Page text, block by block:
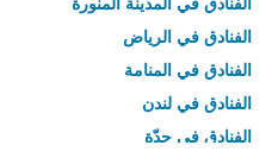
الفنادق في الرياض
الفنادق في المنامة
الفنادق في لندن
الفنادق في جدّة